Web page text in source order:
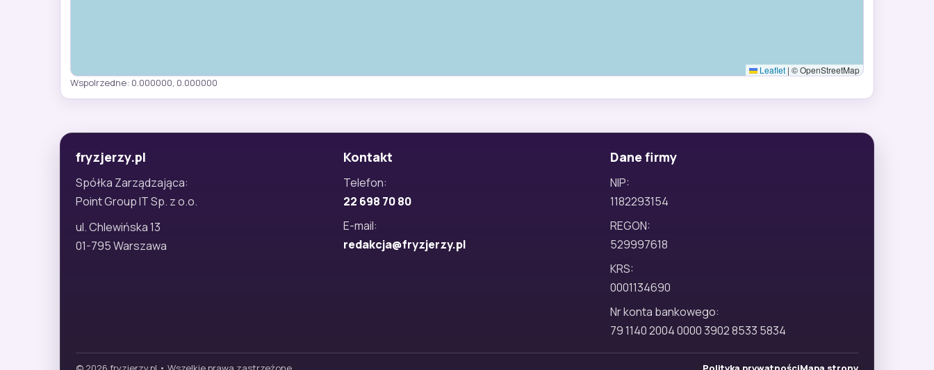
Leaflet | © OpenStreetMap
Wspolrzedne: 0.000000, 0.000000
fryzjerzy.pl
Spółka Zarządzająca:
Point Group IT Sp. z o.o.
ul. Chlewińska 13
01-795 Warszawa
Kontakt
Telefon:
22 698 70 80
E-mail:
redakcja@fryzjerzy.pl
Dane firmy
NIP:
1182293154
REGON:
529997618
KRS:
0001134690
Nr konta bankowego:
79 1140 2004 0000 3902 8533 5834